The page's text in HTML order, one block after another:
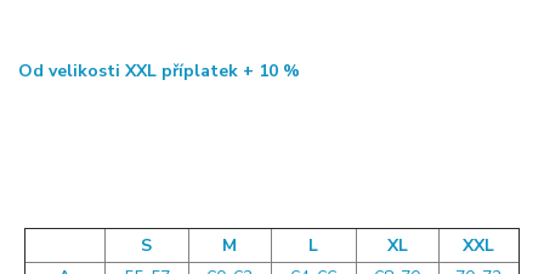
Od velikosti XXL příplatek + 10 %
S M L XL
XXL